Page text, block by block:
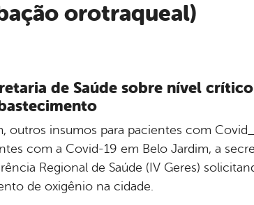
orotraqueal)
de Saúde sobre nível
outros insumos para pacientes com
com a Covid-19 em Belo Jardim, a
Regional de Saúde (IV Geres)
de oxigênio na cidade.